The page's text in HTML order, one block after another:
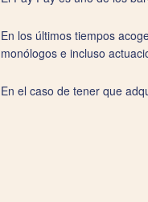
En los últimos tiempos
monólogos e incluso
En el caso de tener que